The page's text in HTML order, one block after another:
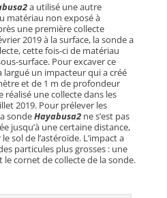
a utilisé une autre
matériau non exposé à
une première collecte
2019 à la surface, la sonde a
cette fois-ci de matériau
surface. Pour excaver ce
un impacteur qui a créé
et de 1 m de profondeur
une collecte dans les
2019. Pour prélever les
sondeHayabusa2 ne s’est pas
jusqu’à une certaine distance,
sol de l’astéroïde. L’impact a
particules plus grosses : une
le cornet de collecte de la sonde.